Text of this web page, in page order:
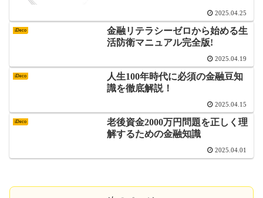
2025.04.25
iDeco
金融リテラシーゼロから始める生
活防衛マニュアル完全版!
2025.04.19
iDeco
人生100年時代に必須の金融豆知
識を徹底解説！
2025.04.15
iDeco
老後資金2000万円問題を正しく理
解するための金融知識
2025.04.01